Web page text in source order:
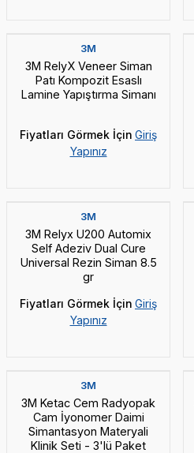
3M
3M RelyX Veneer Siman
Patı Kompozit Esaslı
Lamine Yapıştırma Simanı
Fiyatları Görmek İçin Giriş
Yapınız
3M
3M Relyx U200 Automix
Self Adeziv Dual Cure
Universal Rezin Siman 8.5
gr
Fiyatları Görmek İçin Giriş
Yapınız
3M
3M Ketac Cem Radyopak
Cam İyonomer Daimi
Simantasyon Materyali
Klinik Seti - 3'lü Paket